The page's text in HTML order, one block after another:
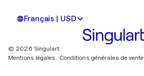
Français | USD
© 2026 Singulart
Mentions légales.
Conditions générales de vente